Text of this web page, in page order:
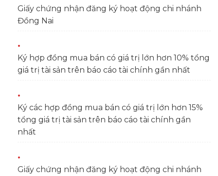
Giấy chứng nhận đăng ký hoạt động chi nhánh
Đồng Nai
Ký hợp đồng mua bán có giá trị lớn hơn 10% tổng
giá trị tài sản trên báo cáo tài chính gần nhất
Ký các hợp đồng mua bán có giá trị lớn hơn 15%
tổng giá trị tài sản trên báo cáo tài chính gần
nhất
Giấy chứng nhận đăng ký hoạt động chi nhánh